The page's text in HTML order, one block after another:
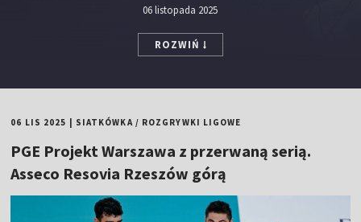
06 listopada 2025
ROZWIŃ
06 LIS 2025 SIATKÓWKA/ ROZGRYWKI LIGOWE
PGE Projekt Warszawa z przerwaną serią.
Asseco Resovia Rzeszów górą